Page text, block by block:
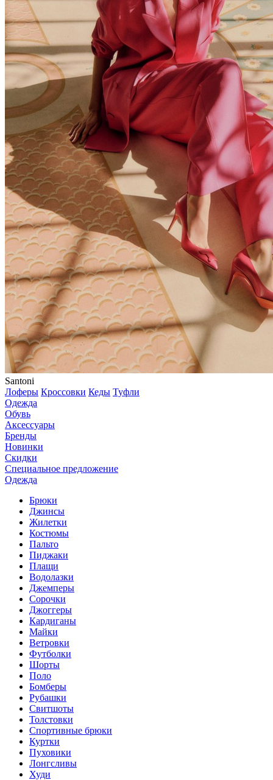
Santoni
Лоферы Кроссовки Кеды Туфли
Одежда
Обувь
Аксессуары
Бренды
Новинки
Скидки
Специальное предложение
Одежда
Брюки
Джинсы
Жилетки
Костюмы
Пальто
Пиджаки
Плащи
Водолазки
Джемперы
Сорочки
Джоггеры
Кардиганы
Майки
Ветровки
Футболки
Шорты
Поло
Бомберы
Рубашки
Свитшоты
Толстовки
Спортивные брюки
Куртки
Пуховики
Лонгсливы
Худи